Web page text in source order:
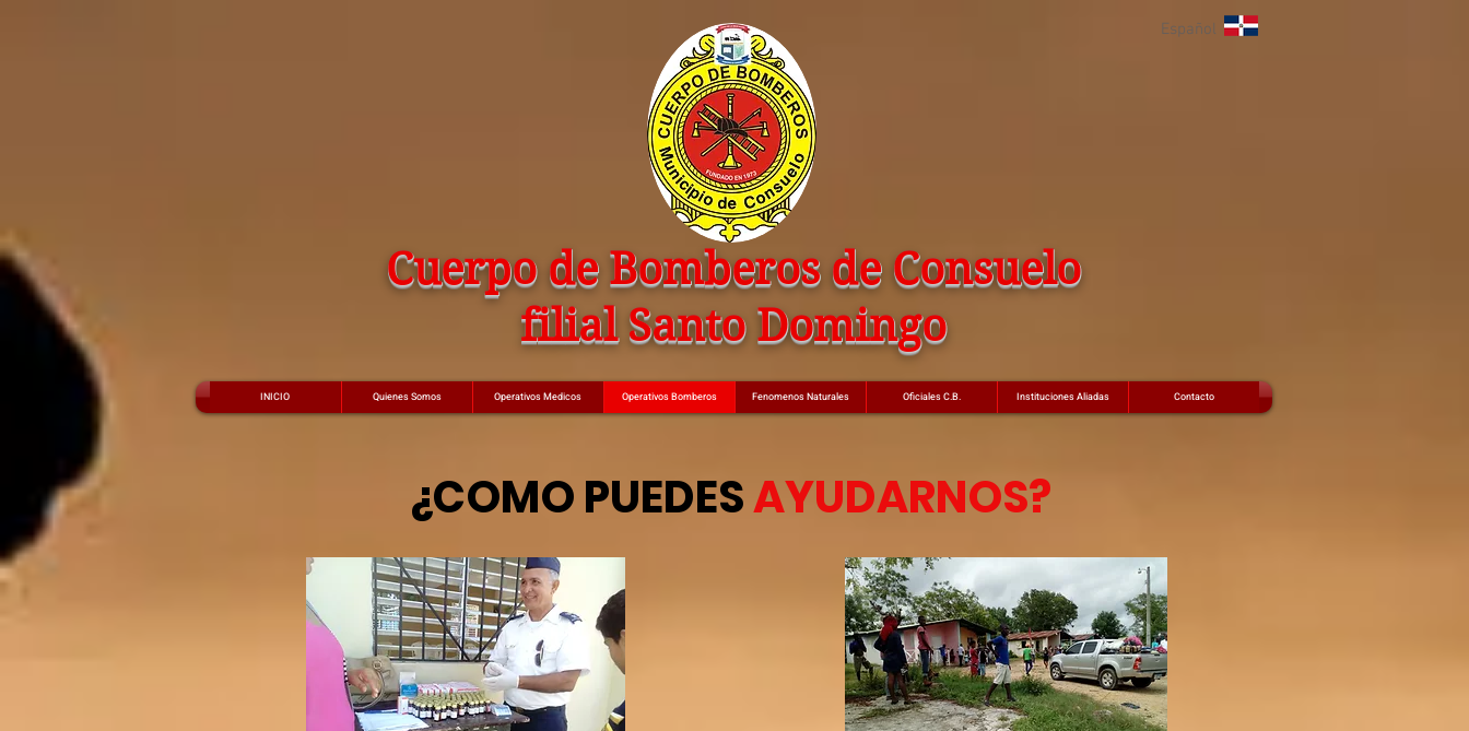
Español
Cuerpo de Bomberos de Consuelo
filial Santo Domingo
INICIO Quienes Somos Operativos Medicos Operativos Bomberos Fenomenos Naturales Oficiales C.B. Instituciones Aliadas Contacto
¿COMO PUEDESAYUDARNOS?